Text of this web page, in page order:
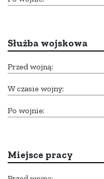
Służba wojskowa
Przed wojną:
W czasie wojny:
Po wojnie:
Miejsce pracy